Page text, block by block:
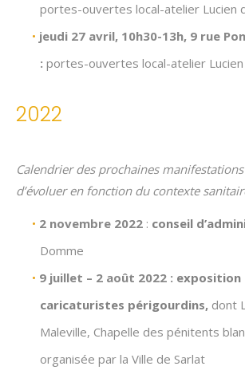
portes-ouvertes local-atelier Lucien
jeudi 27 avril, 10h30-13h, 9 rue
: portes-ouvertes local-atelier
2022
Calendrier des prochaines
d’évoluer en fonction du contexte
2 novembre 2022: conseil
Domme
9 juillet – 2 août 2022 : exposition
caricaturistes périgourdins, dont
Maleville, Chapelle des pénitents
organisée par la Ville de Sarlat